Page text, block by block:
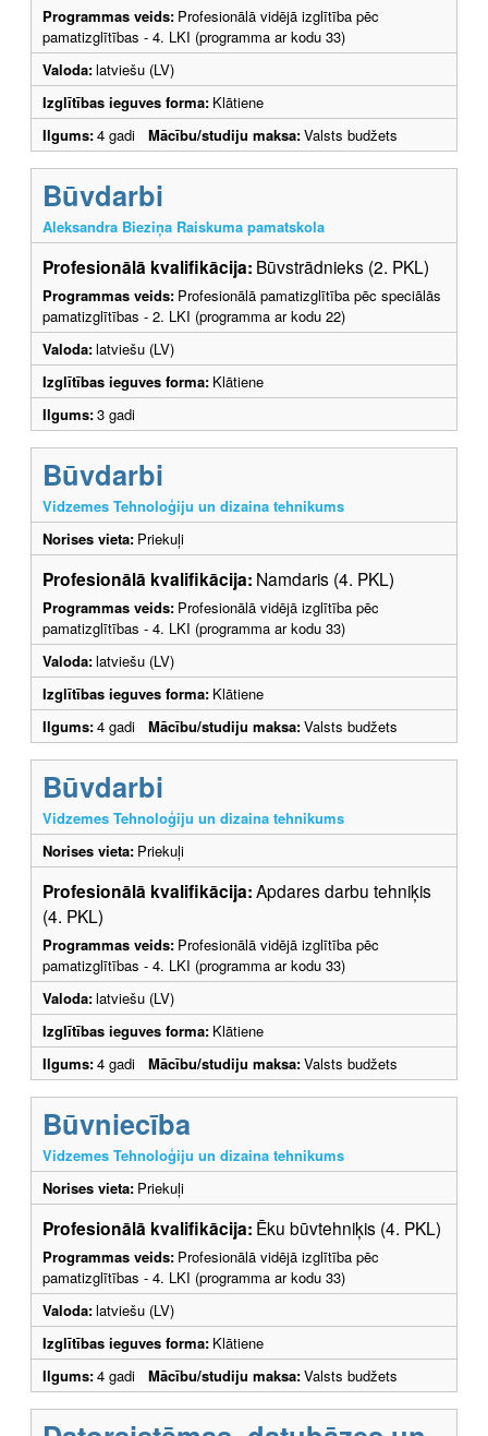
Programmas veids: Profesionālā vidējā izglītība pēc
pamatizglītības - 4. LKI (programma ar kodu 33)
Valoda:latviešu (LV)
Izglītības ieguves forma: Klātiene
Ilgums:4 gadi Mācību/studiju maksa:Valsts budžets
Būvdarbi
Aleksandra Bieziņa Raiskuma pamatskola
Profesionālā kvalifikācija: Būvstrādnieks (2. PKL)
Programmas veids: Profesionālā pamatizglītība pēc speciālās
pamatizglītības - 2. LKI (programma ar kodu 22)
Valoda:latviešu (LV)
Izglītības ieguves forma: Klātiene
Ilgums:3 gadi
Būvdarbi
Vidzemes Tehnoloģiju un dizaina tehnikums
Norises vieta: Priekuļi
Profesionālā kvalifikācija: Namdaris (4. PKL)
Programmas veids: Profesionālā vidējā izglītība pēc
pamatizglītības - 4. LKI (programma ar kodu 33)
Valoda:latviešu (LV)
Izglītības ieguves forma: Klātiene
Ilgums:4 gadi Mācību/studiju maksa:Valsts budžets
Būvdarbi
Vidzemes Tehnoloģiju un dizaina tehnikums
Norises vieta: Priekuļi
Profesionālā kvalifikācija:Apdares darbu tehniķis
(4. PKL)
Programmas veids: Profesionālā vidējā izglītība pēc
pamatizglītības - 4. LKI (programma ar kodu 33)
Valoda:latviešu (LV)
Izglītības ieguves forma: Klātiene
Ilgums:4 gadi Mācību/studiju maksa:Valsts budžets
Būvniecība
Vidzemes Tehnoloģiju un dizaina tehnikums
Norises vieta: Priekuļi
Profesionālā kvalifikācija: Ēku būvtehniķis (4. PKL)
Programmas veids: Profesionālā vidējā izglītība pēc
pamatizglītības - 4. LKI (programma ar kodu 33)
Valoda:latviešu (LV)
Izglītības ieguves forma: Klātiene
Ilgums:4 gadi Mācību/studiju maksa:Valsts budžets